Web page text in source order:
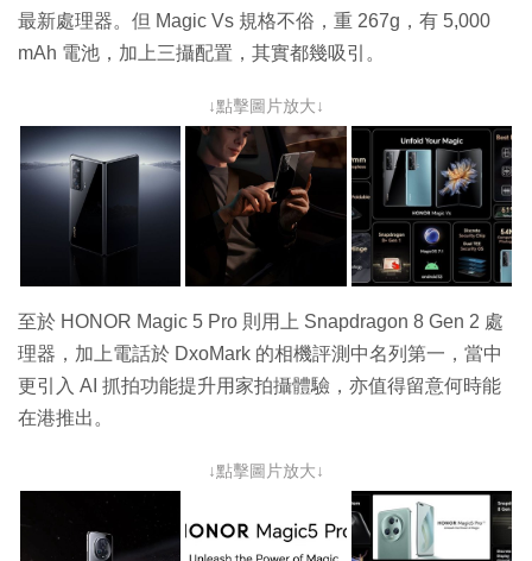
最新處理器。但 Magic Vs 規格不俗，重 267g，有 5,000
mAh 電池，加上三攝配置，其實都幾吸引。
↓點擊圖片放大↓
至於 HONOR Magic 5 Pro 則用上 Snapdragon 8 Gen 2 處
理器，加上電話於 DxoMark 的相機評測中名列第一，當中
更引入 AI 抓拍功能提升用家拍攝體驗，亦值得留意何時能
在港推出。
↓點擊圖片放大↓